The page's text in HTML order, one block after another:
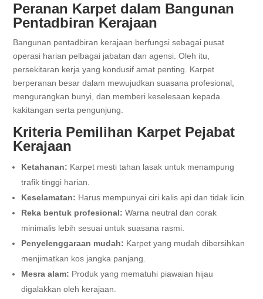
Peranan Karpet dalam Bangunan
Pentadbiran Kerajaan
Bangunan pentadbiran kerajaan berfungsi sebagai pusat
operasi harian pelbagai jabatan dan agensi. Oleh itu,
persekitaran kerja yang kondusif amat penting. Karpet
berperanan besar dalam mewujudkan suasana profesional,
mengurangkan bunyi, dan memberi keselesaan kepada
kakitangan serta pengunjung.
Kriteria Pemilihan Karpet Pejabat
Kerajaan
Ketahanan: Karpet mesti tahan lasak untuk menampung
trafik tinggi harian.
Keselamatan: Harus mempunyai ciri kalis api dan tidak licin.
Reka bentuk profesional: Warna neutral dan corak
minimalis lebih sesuai untuk suasana rasmi.
Penyelenggaraan mudah: Karpet yang mudah dibersihkan
menjimatkan kos jangka panjang.
Mesra alam: Produk yang mematuhi piawaian hijau
digalakkan oleh kerajaan.